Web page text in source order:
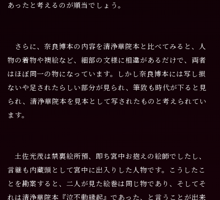
あったと考えるのが順当でしょう。
さらに、奈良博本の内容を清浄華院本と比べてみると、人
物の着物や襖絵など、細部の文様に相違があるだけで、両者
はほぼ同一の物になっています。しかし奈良博本には写し損
ないや足されたらしい部分が見られ、筆致も時代が下ると見
られ、清浄華院本を見本として写されたものと考えられてい
ます。
土佐光茂は禁裏絵所預、即ち宮中お抱えの絵師でしたし、
言継も内蔵頭として宮中に出入りした人物です。こうしたこ
とを勘案すると、二人が見た絵巻は同じ物であり、そしてそ
れは清浄華院本『泣不動縁起』であった、と言うことが出来